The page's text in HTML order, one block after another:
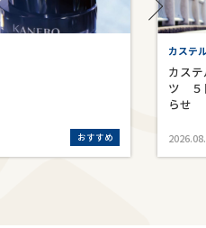
おすすめ
カステ
カス
ツ ５
らせ